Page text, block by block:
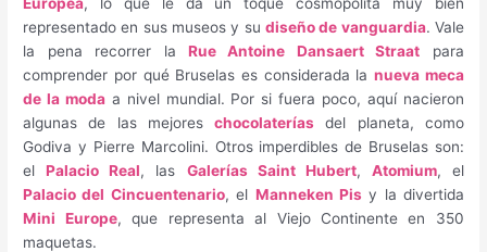
representado en sus museos y su diseño de vanguardia. Vale
la pena recorrer la Rue Antoine Dansaert Straat para
comprender por qué Bruselas es considerada lanueva meca
de la modaa nivel mundial. Por si fuera poco, aquí nacieron
algunas de las mejoreschocolaterías del planeta, como
Godiva y Pierre Marcolini. Otros imperdibles de Bruselas son:
elPalacio Real, las Galerías Saint Hubert, Atomium, el
Palacio del Cincuentenario, el Manneken Pisy la divertida
Mini Europe, que representa al Viejo Continente en 350
maquetas.